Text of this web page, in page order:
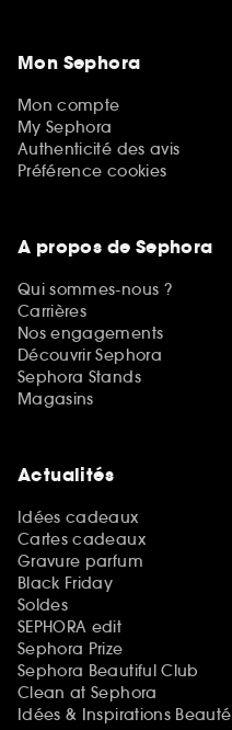
Mon Sephora
Mon compte
My Sephora
Authenticité des avis
Préférence cookies
A propos de Sephora
Qui sommes-nous ?
Carrières
Nos engagements
Découvrir Sephora
Sephora Stands
Magasins
Actualités
Idées cadeaux
Cartes cadeaux
Gravure parfum
Black Friday
Soldes
SEPHORA edit
Sephora Prize
Sephora Beautiful Club
Clean at Sephora
Idées & Inspirations Beauté